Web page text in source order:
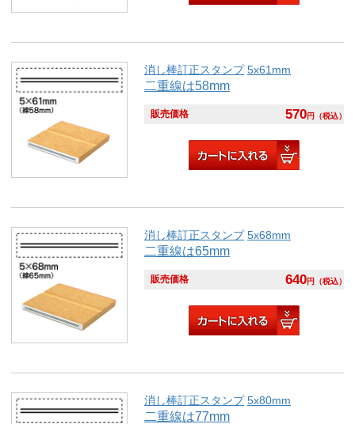
消し棒訂正スタンプ 5x61mm
二重線は58mm
販売価格 570円 （税込）
消し棒訂正スタンプ 5x68mm
二重線は65mm
販売価格 640円 （税込）
消し棒訂正スタンプ 5x80mm
二重線は77mm